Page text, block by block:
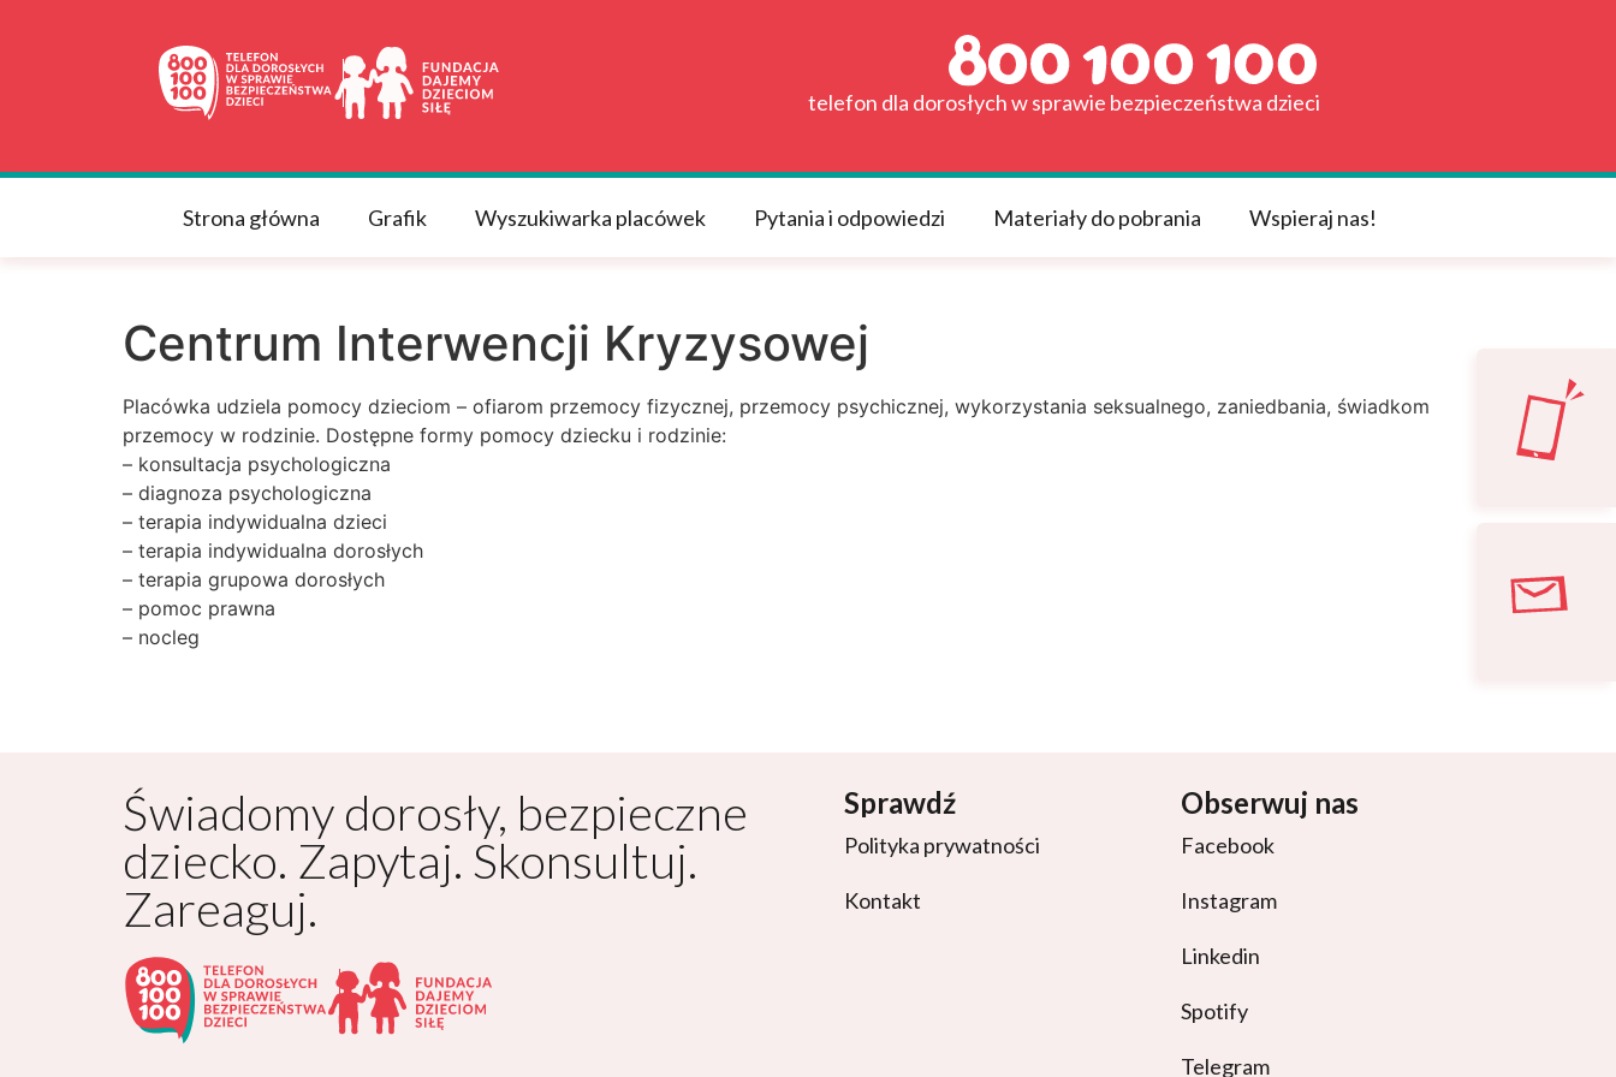
telefon dla dorosłych w sprawie bezpieczeństwa dzieci
Strona główna Grafik Wyszukiwarka placówek Pytania i odpowiedzi Materiały do pobrania Wspieraj nas!
Centrum Interwencji Kryzysowej
Placówka udziela pomocy dzieciom – ofiarom przemocy fizycznej, przemocy psychicznej, wykorzystania seksualnego, zaniedbania, świadkom
przemocy w rodzinie. Dostępne formy pomocy dziecku i rodzinie:
– konsultacja psychologiczna
– diagnoza psychologiczna
– terapia indywidualna dzieci
– terapia indywidualna dorosłych
– terapia grupowa dorosłych
– pomoc prawna
– nocleg
Świadomy dorosły, bezpieczne
dziecko. Zapytaj. Skonsultuj.
Zareaguj.
Sprawdź
Polityka prywatności
Kontakt
Obserwuj nas
Facebook
Instagram
Linkedin
Spotify
Telegram